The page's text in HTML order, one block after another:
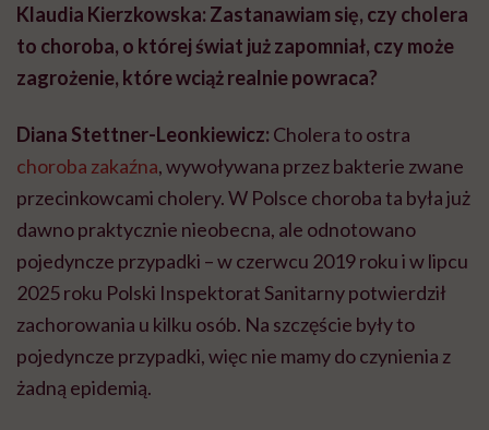
Klaudia Kierzkowska: Zastanawiam się, czy cholera
to choroba, o której świat już zapomniał, czy może
zagrożenie, które wciąż realnie powraca?
Diana Stettner-Leonkiewicz: Cholera to ostra
choroba zakaźna, wywoływana przez bakterie zwane
przecinkowcami cholery. W Polsce choroba ta była już
dawno praktycznie nieobecna, ale odnotowano
pojedyncze przypadki – w czerwcu 2019 roku i w lipcu
2025 roku Polski Inspektorat Sanitarny potwierdził
zachorowania u kilku osób. Na szczęście były to
pojedyncze przypadki, więc nie mamy do czynienia z
żadną epidemią.